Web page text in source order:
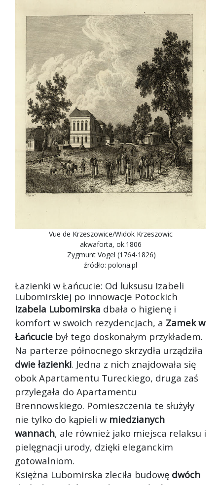
Vue de Krzeszowice/Widok Krzeszowic
akwaforta, ok.1806
Zygmunt Vogel (1764-1826)
źródło: polona.pl
Łazienki w Łańcucie: Od luksusu Izabeli
Lubomirskiej po innowacje Potockich
Izabela Lubomirska dbała o higienę i
komfort w swoich rezydencjach, a Zamek w
Łańcucie był tego doskonałym przykładem.
Na parterze północnego skrzydła urządziła
dwie łazienki. Jedna z nich znajdowała się
obok Apartamentu Tureckiego, druga zaś
przylegała do Apartamentu
Brennowskiego. Pomieszczenia te służyły
nie tylko do kąpieli w miedzianych
wannach, ale również jako miejsca relaksu i
pielęgnacji urody, dzięki eleganckim
gotowalniom.
Księżna Lubomirska zleciła budowę dwóch